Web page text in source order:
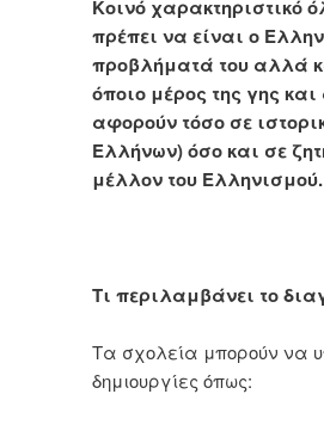
Κοινό χαρακτηριστικό
πρέπει να είναι ο
προβλήματά του αλλά
όποιο μέρος της γης
αφορούν τόσο σε
Ελλήνων) όσο και σε
μέλλον του Ελληνισμού.
Τι περιλαμβάνει το
Τα σχολεία μπορούν να
δημιουργίες όπως: